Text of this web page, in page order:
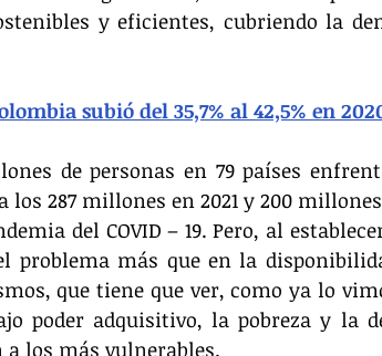
y eficientes, cubriendo la
subió del 35,7% al 42,5% en
de personas en 79 países
287 millones en 2021 y 200
del COVID – 19. Pero, al
problema más que en la
que tiene que ver, como ya lo
poder adquisitivo, la pobreza y la
a los más vulnerables.